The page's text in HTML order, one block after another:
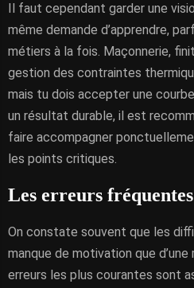
Il faut cependant garder une
même demande d’apprendre,
métiers à la fois. Maçonnerie,
gestion des contraintes
mais tu dois accepter une
un résultat durable, il est
faire accompagner
les points critiques.
Les erreurs
On constate souvent que les
manque de motivation que
erreurs les plus courantes sont